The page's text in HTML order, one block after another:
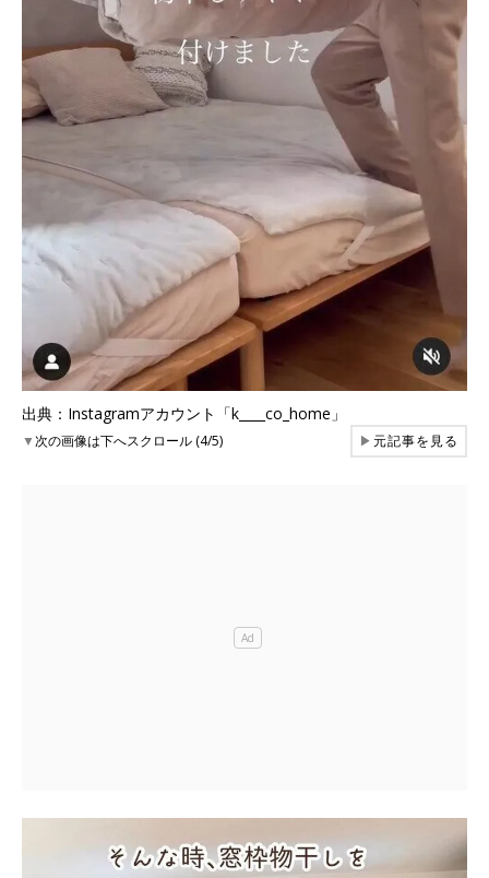
出典：Instagramアカウント「k____co_home」
▼次の画像は下へスクロール (4/5) ▶元記事を見る